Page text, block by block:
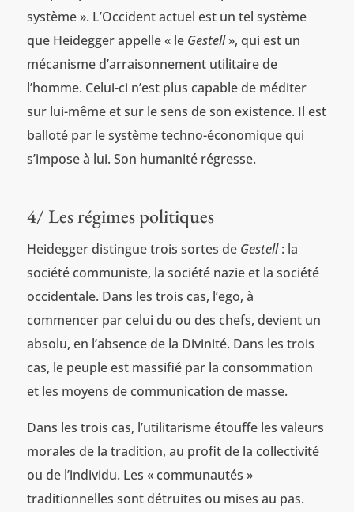
système ». L’Occident actuel est un tel système
que Heidegger appelle « le Gestell», qui est un
mécanisme d’arraisonnement utilitaire de
l’homme. Celui-ci n’est plus capable de méditer
sur lui-même et sur le sens de son existence. Il est
balloté par le système techno-économique qui
s’impose à lui. Son humanité régresse.
4/ Les régimes politiques
Heidegger distingue trois sortes de Gestell: la
société communiste, la société nazie et la société
occidentale. Dans les trois cas, l’ego, à
commencer par celui du ou des chefs, devient un
absolu, en l’absence de la Divinité. Dans les trois
cas, le peuple est massifié par la consommation
et les moyens de communication de masse.
Dans les trois cas, l’utilitarisme étouffe les valeurs
morales de la tradition, au profit de la collectivité
ou de l’individu. Les « communautés »
traditionnelles sont détruites ou mises au pas.